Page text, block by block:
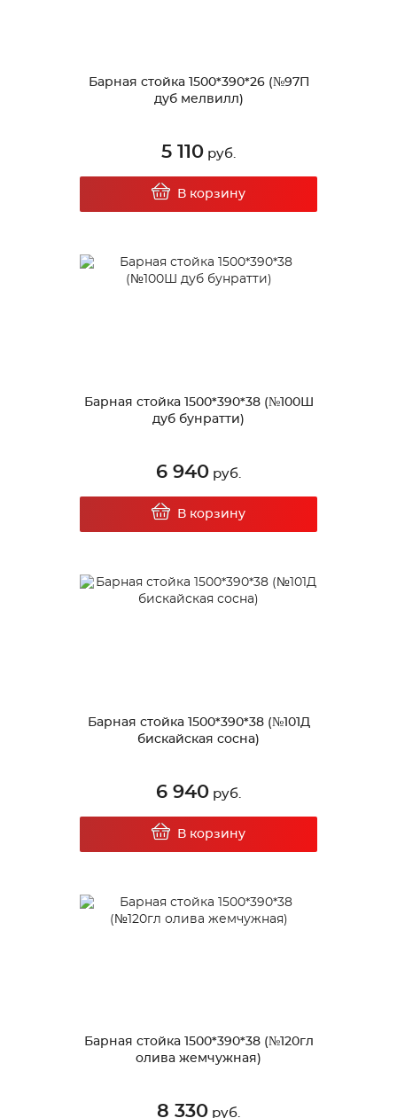
Барная стойка 1500*390*26 (№97П
дуб мелвилл)
5 110 руб.
В корзину
Барная стойка 1500*390*38 (№100Ш
дуб бунратти)
6 940 руб.
В корзину
Барная стойка 1500*390*38 (№101Д
бискайская сосна)
6 940 руб.
В корзину
Барная стойка 1500*390*38 (№120гл
олива жемчужная)
8 330 руб.